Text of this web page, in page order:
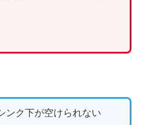
ンク下が空けられない